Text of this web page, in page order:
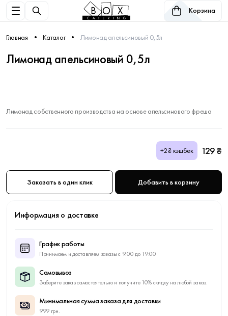
Корзина
Главная Каталог Лимонад апельсиновый 0,5л
Лимонад апельсиновый 0,5л
Лимонад собственного производства на основе апельсинового фреша
+2₴ кэшбек 129 ₴
Заказать в один клик Добавить в корзину
Информация о доставке
График работы
Принимаем и доставляем заказы с 9:00 до 19:00
Самовывоз
Заберите заказ самостоятельно и получите 10% скидку на любой заказ.
Минимальная сумма заказа для доставки
999 грн.